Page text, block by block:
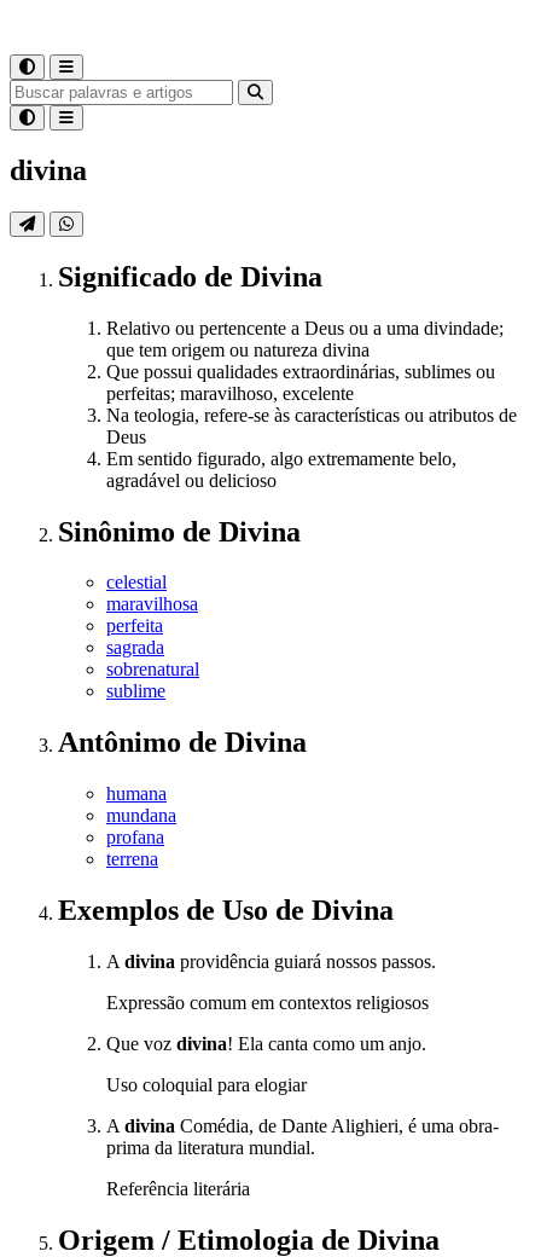
divina
Significado de Divina
Relativo ou pertencente a Deus ou a uma divindade;
que tem origem ou natureza divina
Que possui qualidades extraordinárias, sublimes ou
perfeitas; maravilhoso, excelente
Na teologia, refere-se às características ou atributos de
Deus
Em sentido figurado, algo extremamente belo,
agradável ou delicioso
Sinônimo de Divina
celestial
maravilhosa
perfeita
sagrada
sobrenatural
sublime
Antônimo de Divina
humana
mundana
profana
terrena
Exemplos de Uso de Divina
A divina providência guiará nossos passos.
Expressão comum em contextos religiosos
Que voz divina! Ela canta como um anjo.
Uso coloquial para elogiar
A divina Comédia, de Dante Alighieri, é uma obra-
prima da literatura mundial.
Referência literária
Origem / Etimologia de Divina